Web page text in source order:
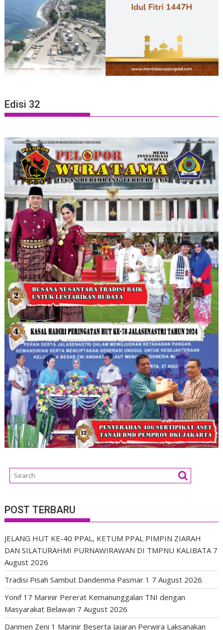
Edisi 32
POST TERBARU
JELANG HUT KE-40 PPAL, KETUM PPAL PIMPIN ZIARAH
DAN SILATURAHMI PURNAWIRAWAN DI TMPNU KALIBATA 7
August 2026
Tradisi Pisah Sambut Dandenma Pasmar 1 7 August 2026
Yonif 17 Marinir Pererat Kemanunggalan TNI dengan
Masyarakat Belawan 7 August 2026
Danmen Zeni 1 Marinir Beserta Jajaran Perwira Laksanakan